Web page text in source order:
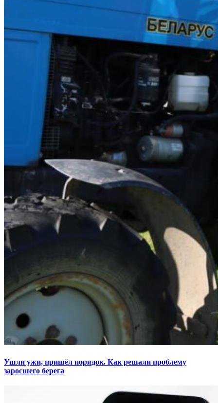
Ушли ужи, пришёл порядок. Как решали проблему
заросшего берега